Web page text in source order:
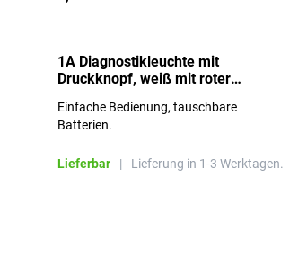
1A Diagnostikleuchte mit
Druckknopf, weiß mit roter
Einfache Bedienung, tauschbare
Batterien.
Lieferbar | Lieferung in 1-3 Werktagen.